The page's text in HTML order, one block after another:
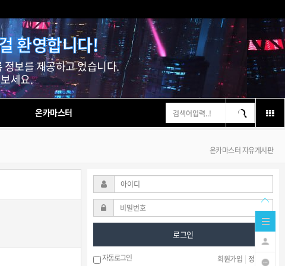
환영합니다!
보를 제공하고 있습니다.
세요.
온카마스터
온카마스터 자유게시판
로그인
자동로그인 회원가입 | 정보찾기